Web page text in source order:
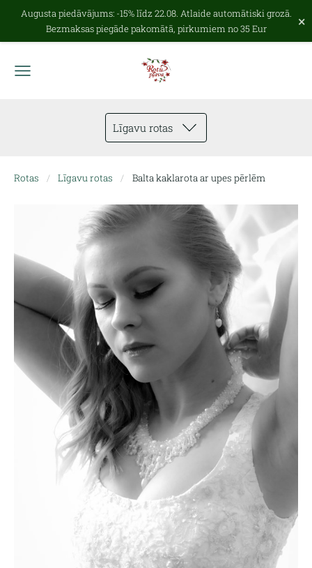
Augusta piedāvājums: -15% līdz 22.08. Atlaide automātiski grozā.
Bezmaksas piegāde pakomātā, pirkumiem no 35 Eur
×
Līgavu rotas
Rotas Līgavu rotas Balta kaklarota ar upes pērlēm